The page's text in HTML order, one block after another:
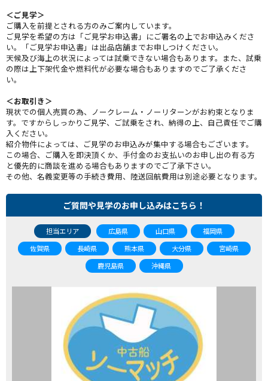
＜ご見学＞
ご購入を前提とされる方のみご案内しています。
ご見学を希望の方は「ご見学お申込書」にご署名の上でお申込みくださ
い。「ご見学お申込書」は出品店舗までお申しつけください。
天候及び海上の状況によっては試乗できない場合もあります。また、試乗
の際は上下架代金や燃料代が必要な場合もありますのでご了承くださ
い。
＜お取引き＞
現状での個人売買の為、ノークレーム・ノーリターンがお約束となりま
す。ですからしっかりご見学、ご試乗をされ、納得の上、自己責任でご購
入ください。
紹介物件によっては、ご見学のお申込みが集中する場合もございます。
この場合、ご購入を即決頂くか、手付金のお支払いのお申し出の有る方
と優先的に商談を進める場合もありますのでご了承下さい。
その他、名義変更等の手続き費用、陸送回航費用は別途必要となります。
ご質問や見学のお申し込みはこちら！
担当エリア 広島県 山口県
福岡県
佐賀県
長崎県 熊本県 大分県
宮崎県
鹿児島県
沖縄県